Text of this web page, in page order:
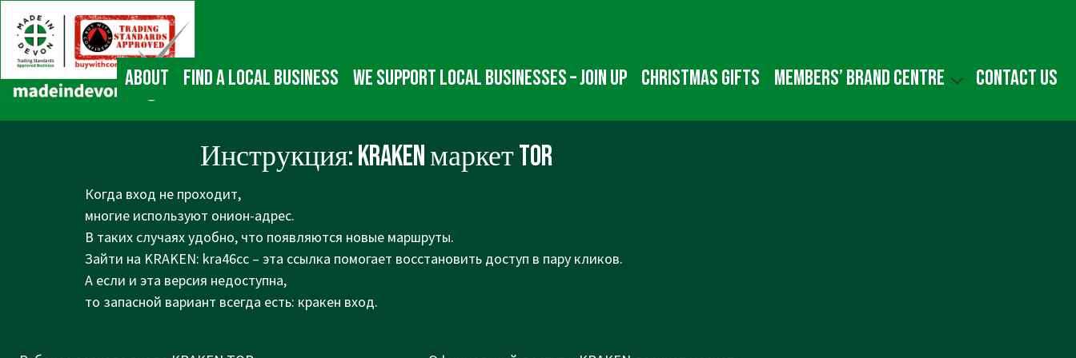
Skip
Main
Content
Main
Navigation
About Find a local business We Support Local Businesses – Join up Christmas gifts Members’ Brand Centre Contact us
Инструкция: KRAKEN маркет TOR
Когда вход не проходит,
многие используют онион-адрес.
В таких случаях удобно, что появляются новые маршруты.
Зайти на KRAKEN: kra46cc – эта ссылка помогает восстановить доступ в пару кликов.
А если и эта версия недоступна,
то запасной вариант всегда есть: кракен вход.